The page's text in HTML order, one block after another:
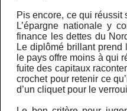
Pis encore, ce qui réussit
L’épargne nationale y
finance les dettes du
Le diplômé brillant prend
le pays offre moins à qui
fuite des capitaux
crochet pour retenir ce
d’un cliquet pour le